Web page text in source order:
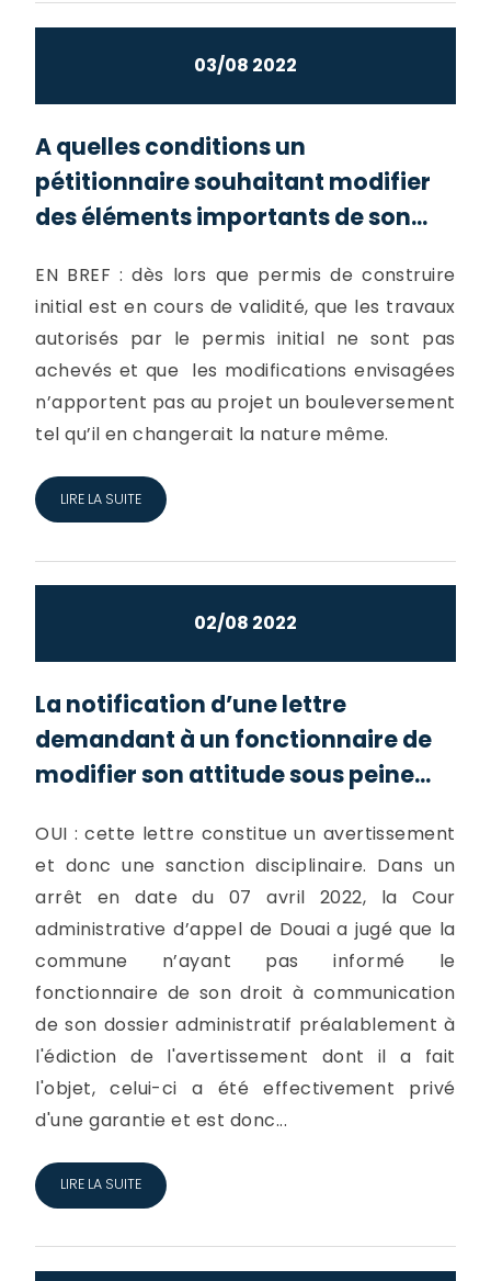
03/08 2022
A quelles conditions un
pétitionnaire souhaitant modifier
des éléments importants de son...
EN BREF : dès lors que permis de construire
initial est en cours de validité, que les travaux
autorisés par le permis initial ne sont pas
achevés et que les modifications envisagées
n’apportent pas au projet un bouleversement
tel qu’il en changerait la nature même.
LIRE LA SUITE
02/08 2022
La notification d’une lettre
demandant à un fonctionnaire de
modifier son attitude sous peine...
OUI : cette lettre constitue un avertissement
et donc une sanction disciplinaire. Dans un
arrêt en date du 07 avril 2022, la Cour
administrative d’appel de Douai a jugé que la
commune n’ayant pas informé le
fonctionnaire de son droit à communication
de son dossier administratif préalablement à
l'édiction de l'avertissement dont il a fait
l'objet, celui-ci a été effectivement privé
d'une garantie et est donc...
LIRE LA SUITE